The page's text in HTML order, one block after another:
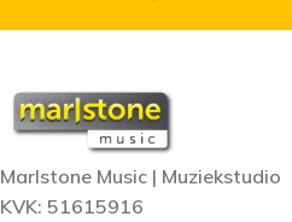
Marlstone Music | Muziekstudio
KVK: 51615916